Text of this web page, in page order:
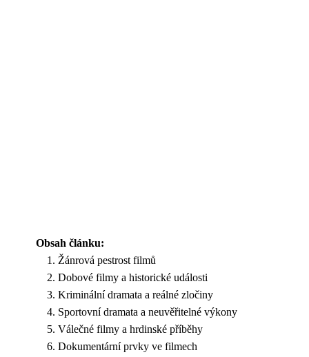
Obsah článku:
Žánrová pestrost filmů
Dobové filmy a historické události
Kriminální dramata a reálné zločiny
Sportovní dramata a neuvěřitelné výkony
Válečné filmy a hrdinské příběhy
Dokumentární prvky ve filmech